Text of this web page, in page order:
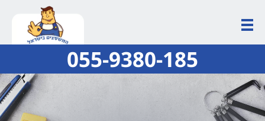
055-9380-185